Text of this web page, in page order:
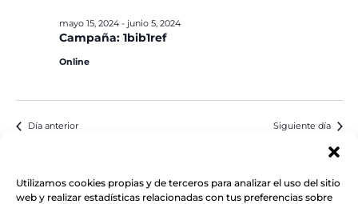
Utilizamos cookies propias y de terceros para analizar el uso del sitio
web y realizar estadísticas relacionadas con tus preferencias sobre
Campaña: 1bib1ref
mayo 15, 2024- junio 5, 2024
Online
Día anterior Siguiente día